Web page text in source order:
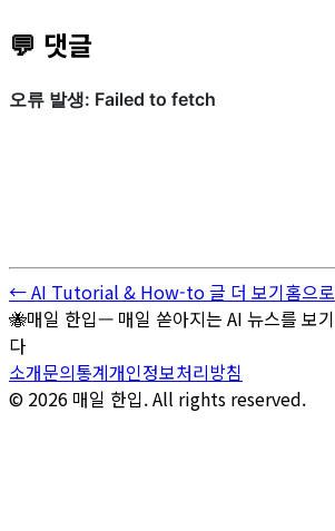
💬 댓글
← AI Tutorial & How-to 글 더 보기홈으로
🐝매일 한입— 매일 쏟아지는 AI 뉴스를 보
다
소개문의통계개인정보처리방침
© 2026 매일 한입. All rights reserved.